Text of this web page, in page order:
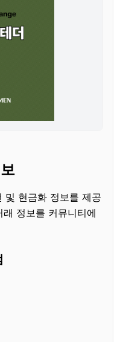
및 현금화 정보를 제공
정보를 커뮤니티에